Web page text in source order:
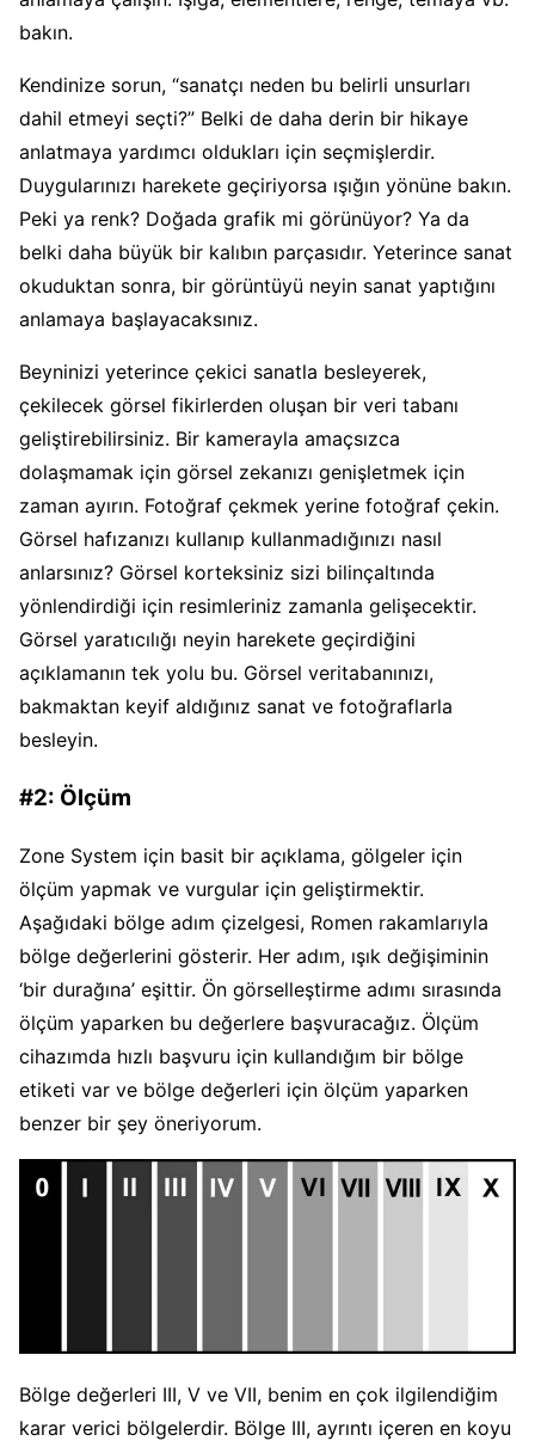
bakın.
Kendinize sorun, “sanatçı neden bu belirli unsurları
dahil etmeyi seçti?” Belki de daha derin bir hikaye
anlatmaya yardımcı oldukları için seçmişlerdir.
Duygularınızı harekete geçiriyorsa ışığın yönüne bakın.
Peki ya renk? Doğada grafik mi görünüyor? Ya da
belki daha büyük bir kalıbın parçasıdır. Yeterince sanat
okuduktan sonra, bir görüntüyü neyin sanat yaptığını
anlamaya başlayacaksınız.
Beyninizi yeterince çekici sanatla besleyerek,
çekilecek görsel fikirlerden oluşan bir veri tabanı
geliştirebilirsiniz. Bir kamerayla amaçsızca
dolaşmamak için görsel zekanızı genişletmek için
zaman ayırın. Fotoğraf çekmek yerine fotoğraf çekin.
Görsel hafızanızı kullanıp kullanmadığınızı nasıl
anlarsınız? Görsel korteksiniz sizi bilinçaltında
yönlendirdiği için resimleriniz zamanla gelişecektir.
Görsel yaratıcılığı neyin harekete geçirdiğini
açıklamanın tek yolu bu. Görsel veritabanınızı,
bakmaktan keyif aldığınız sanat ve fotoğraflarla
besleyin.
#2: Ölçüm
Zone System için basit bir açıklama, gölgeler için
ölçüm yapmak ve vurgular için geliştirmektir.
Aşağıdaki bölge adım çizelgesi, Romen rakamlarıyla
bölge değerlerini gösterir. Her adım, ışık değişiminin
‘bir durağına’ eşittir. Ön görselleştirme adımı sırasında
ölçüm yaparken bu değerlere başvuracağız. Ölçüm
cihazımda hızlı başvuru için kullandığım bir bölge
etiketi var ve bölge değerleri için ölçüm yaparken
benzer bir şey öneriyorum.
Bölge değerleri III, V ve VII, benim en çok ilgilendiğim
karar verici bölgelerdir. Bölge III, ayrıntı içeren en koyu